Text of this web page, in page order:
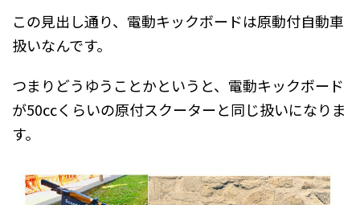
この見出し通り、電動キックボードは原動付自動車
扱いなんです。
つまりどうゆうことかというと、電動キックボード
が50㏄くらいの原付スクーターと同じ扱いになりま
す。